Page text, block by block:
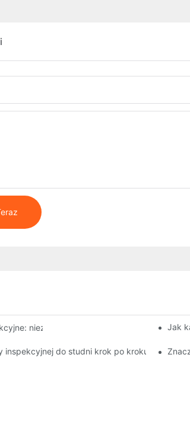
niezbędne narzędzia dla profesjonalistów
Jak
inspekcyjnej do studni krok po kroku